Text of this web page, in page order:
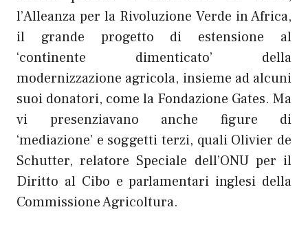
l’Alleanza per la Rivoluzione Verde in Africa,
il grande progetto di estensione al
‘continente dimenticato’ della
modernizzazione agricola, insieme ad alcuni
suoi donatori, come la Fondazione Gates. Ma
vi presenziavano anche figure di
‘mediazione’ e soggetti terzi, quali Olivier de
Schutter, relatore Speciale dell’ONU per il
Diritto al Cibo e parlamentari inglesi della
Commissione Agricoltura.